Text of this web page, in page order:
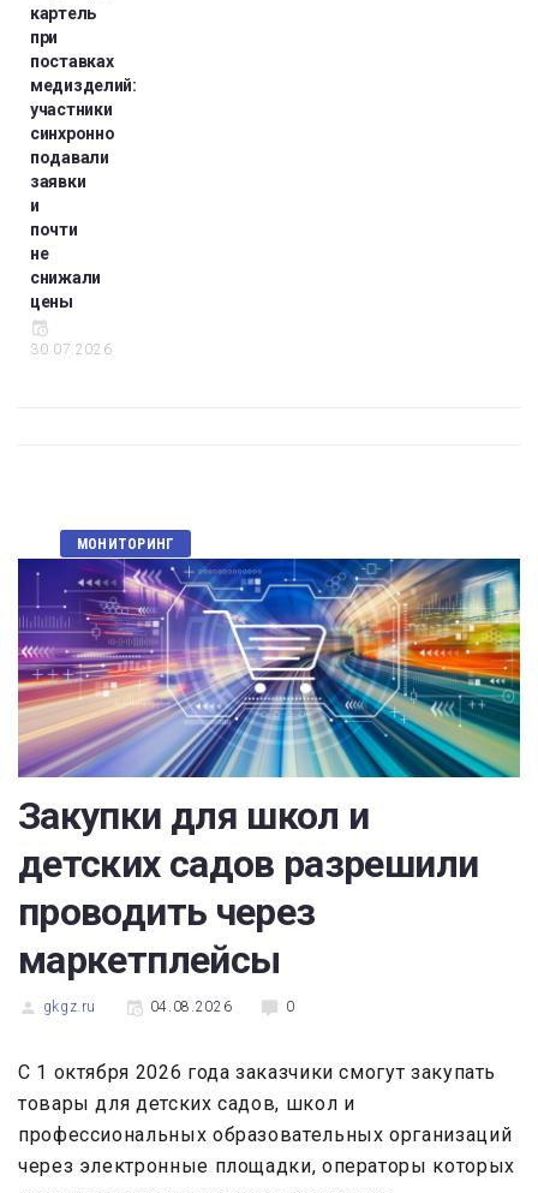
картель
при
поставках
медизделий:
участники
синхронно
подавали
заявки
и
почти
не
снижали
цены
30.07.2026
МОНИТОРИНГ
Закупки для школ и
детских садов разрешили
проводить через
маркетплейсы
gkgz.ru 04.08.2026 0
С 1 октября 2026 года заказчики смогут закупать
товары для детских садов, школ и
профессиональных образовательных организаций
через электронные площадки, операторы которых